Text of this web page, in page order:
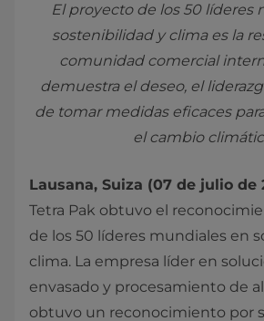
El proyecto de los 50 líderes
sostenibilidad y clima es la
comunidad comercial
demuestra el deseo, el
de tomar medidas eficaces
el cambio
Lausana, Suiza (07 de julio de
Tetra Pak obtuvo el
de los 50 líderes mundiales en
clima. La empresa líder en
envasado y procesamiento de
obtuvo un reconocimiento por